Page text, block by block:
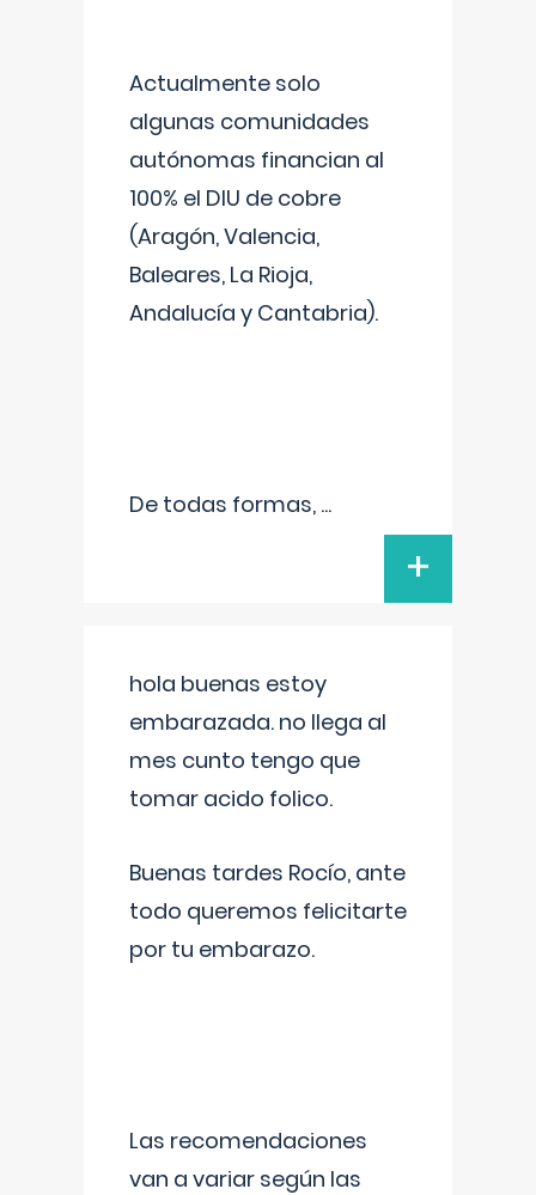
Actualmente solo
algunas comunidades
autónomas financian al
100% el DIU de cobre
(Aragón, Valencia,
Baleares, La Rioja,
Andalucía y Cantabria).
De todas formas, ...
+
hola buenas estoy
embarazada. no llega al
mes cunto tengo que
tomar acido folico.
Buenas tardes Rocío, ante
todo queremos felicitarte
por tu embarazo.
Las recomendaciones
van a variar según las